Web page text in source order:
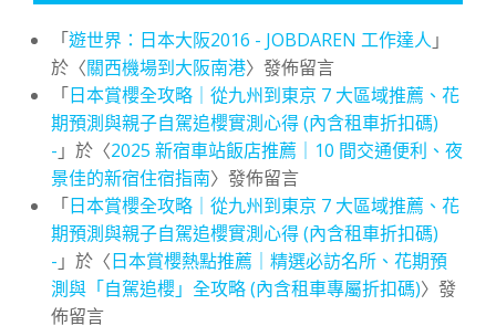
「遊世界：日本大阪2016 - JOBDAREN 工作達人 」
於〈關西機場到大阪南港〉發佈留言
「日本賞櫻全攻略｜從九州到東京 7 大區域推薦、花
期預測與親子自駕追櫻實測心得 (內含租車折扣碼)
- 」於〈2025 新宿車站飯店推薦｜10 間交通便利、夜
景佳的新宿住宿指南〉發佈留言
「日本賞櫻全攻略｜從九州到東京 7 大區域推薦、花
期預測與親子自駕追櫻實測心得 (內含租車折扣碼)
- 」於〈日本賞櫻熱點推薦｜精選必訪名所、花期預
測與「自駕追櫻」全攻略 (內含租車專屬折扣碼)〉發
佈留言